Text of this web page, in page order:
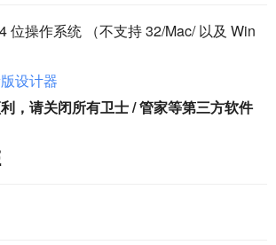
位操作系统 （不支持 32/Mac/ 以及 Win
设计器
，请关闭所有卫士 / 管家等第三方软件